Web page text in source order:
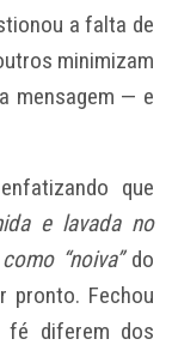
a falta de
minimizam
mensagem — e
que
e lavada no
“noiva”do
pronto. Fechou
diferem dos